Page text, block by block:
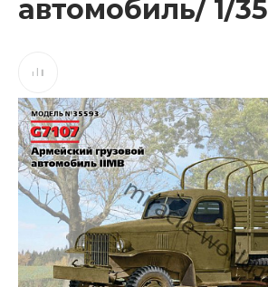
автомобиль/ 1/35